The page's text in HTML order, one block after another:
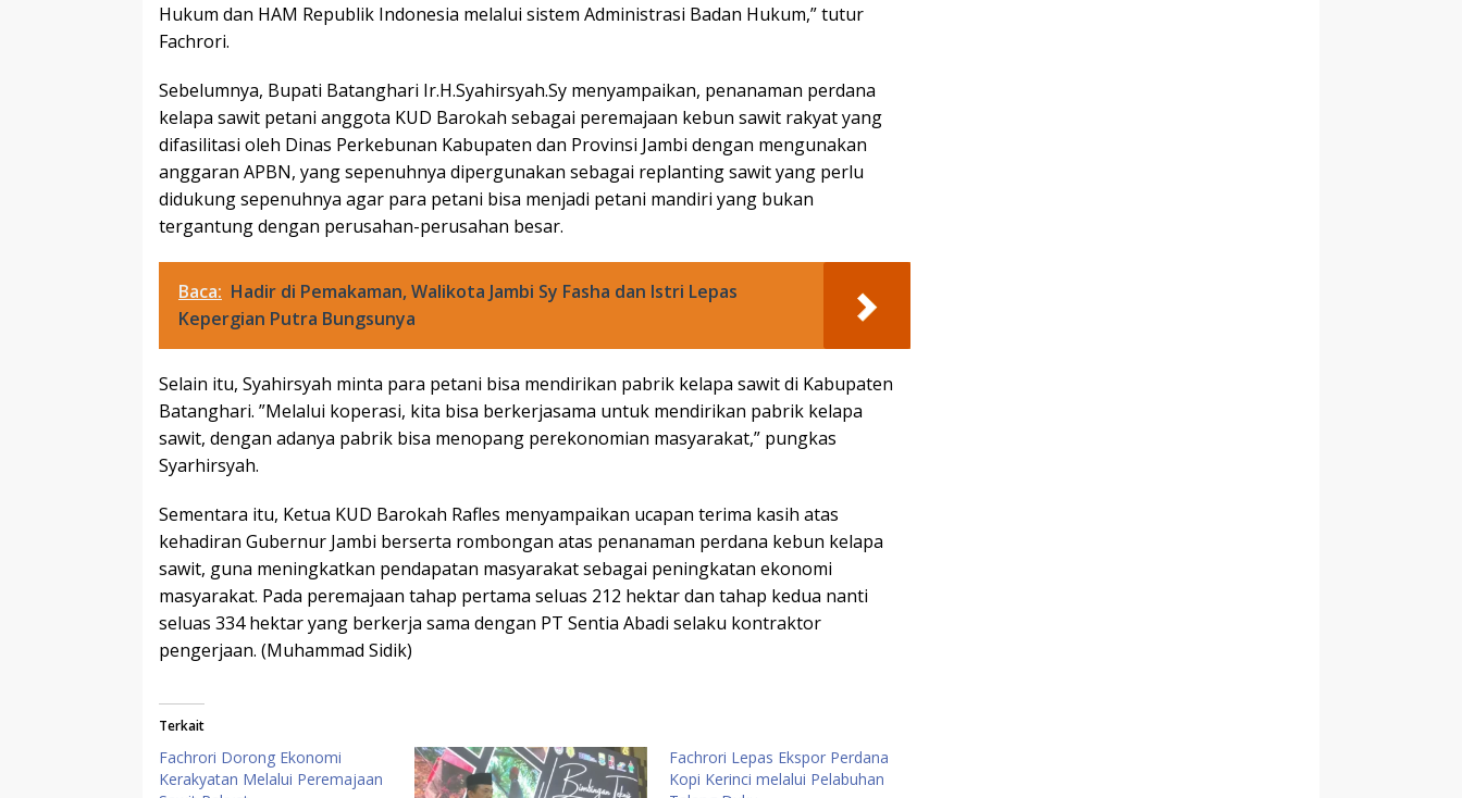
Hukum dan HAM Republik Indonesia melalui sistem Administrasi Badan Hukum,” tutur
Fachrori.
Sebelumnya, Bupati Batanghari Ir.H.Syahirsyah.Sy menyampaikan, penanaman perdana
kelapa sawit petani anggota KUD Barokah sebagai peremajaan kebun sawit rakyat yang
difasilitasi oleh Dinas Perkebunan Kabupaten dan Provinsi Jambi dengan mengunakan
anggaran APBN, yang sepenuhnya dipergunakan sebagai replanting sawit yang perlu
didukung sepenuhnya agar para petani bisa menjadi petani mandiri yang bukan
tergantung dengan perusahan-perusahan besar.
Baca: Hadir di Pemakaman, Walikota Jambi Sy Fasha dan Istri Lepas
Kepergian Putra Bungsunya
Selain itu, Syahirsyah minta para petani bisa mendirikan pabrik kelapa sawit di Kabupaten
Batanghari. ”Melalui koperasi, kita bisa berkerjasama untuk mendirikan pabrik kelapa
sawit, dengan adanya pabrik bisa menopang perekonomian masyarakat,” pungkas
Syarhirsyah.
Sementara itu, Ketua KUD Barokah Rafles menyampaikan ucapan terima kasih atas
kehadiran Gubernur Jambi berserta rombongan atas penanaman perdana kebun kelapa
sawit, guna meningkatkan pendapatan masyarakat sebagai peningkatan ekonomi
masyarakat. Pada peremajaan tahap pertama seluas 212 hektar dan tahap kedua nanti
seluas 334 hektar yang berkerja sama dengan PT Sentia Abadi selaku kontraktor
pengerjaan. (Muhammad Sidik)
Terkait
Fachrori Dorong Ekonomi
Kerakyatan Melalui Peremajaan
Fachrori Lepas Ekspor Perdana
Kopi Kerinci melalui Pelabuhan